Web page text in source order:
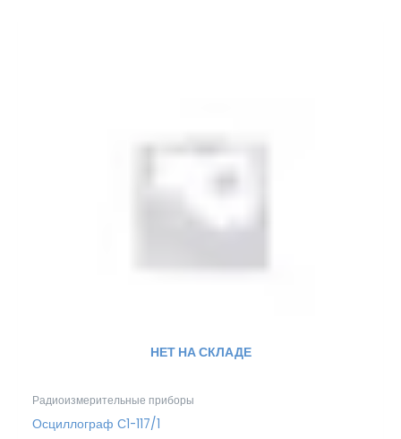
НЕТ НА СКЛАДЕ
Радиоизмерительные приборы
Осциллограф С1-117/1